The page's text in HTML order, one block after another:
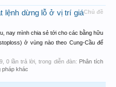
Chủ đề
lệnh dừng lỗ ở vị trí giá
nay mình chia sẻ tới cho các bằng hữu
ở vùng nào theo Cung-Cầu để
, 0 lần trả lời, trong diễn đàn: Phân tích
pháp khác